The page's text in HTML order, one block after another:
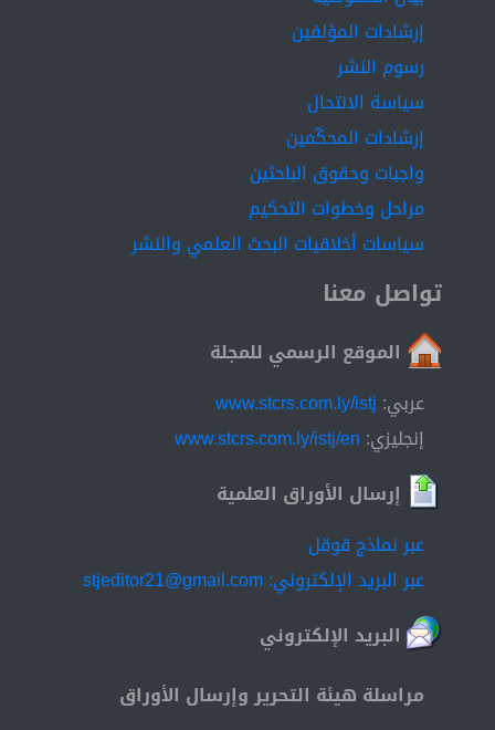
إرشادات المؤلفين
رسوم النشر
سياسة الانتحال
إرشادات المحكّمين
واجبات وحقوق الباحثين
مراحل وخطوات التحكيم
سياسات أخلاقيات البحث العلمي والنشر
تواصل معنا
الموقع الرسمي للمجلة
عربي: www.stcrs.com.ly/istj
إنجليزي: www.stcrs.com.ly/istj/en
إرسال الأوراق العلمية
عبر نماذج قوقل
عبر البريد الإلكتروني: stjeditor21@gmail.com
البريد الإلكتروني
مراسلة هيئة التحرير وإرسال الأوراق